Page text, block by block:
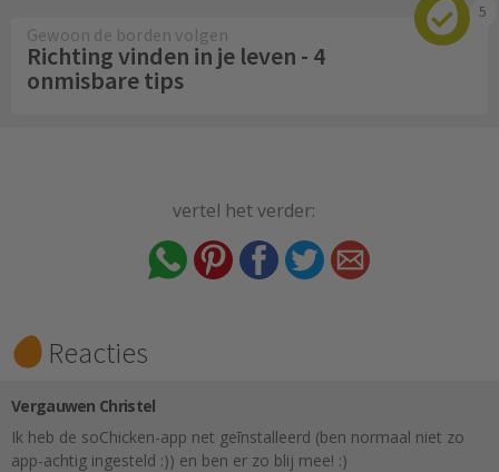
5
Gewoon de borden volgen
Richting vinden in je leven - 4
onmisbare tips
vertel het verder:
Reacties
Vergauwen Christel
Ik heb de soChicken-app net geīnstalleerd (ben normaal niet zo
app-achtig ingesteld :)) en ben er zo blij mee! :)